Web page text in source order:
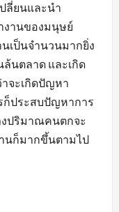
ลี่ยนและนำ
งานของมนุษย์
เป็นจำนวนมากยิ่ง
นตลาด และเกิด
จะเกิดปัญหา
ก็ประสบปัญหาการ
งปริมาณคนตกจะ
นก็มากขึ้นตามไป